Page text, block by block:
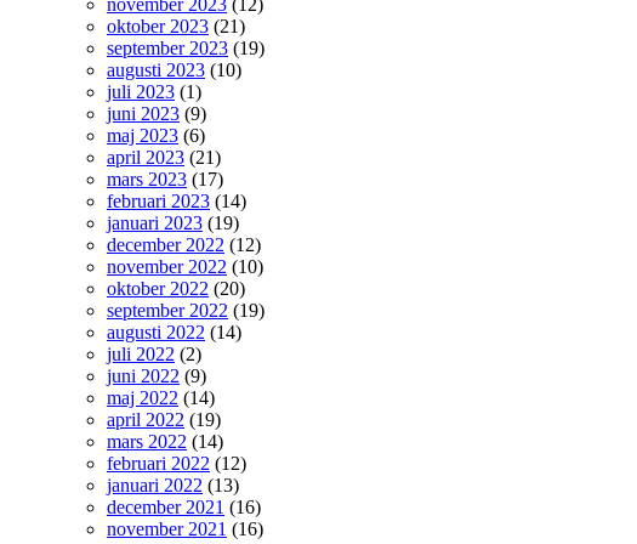
oktober 2023 (21)
september 2023 (19)
augusti 2023 (10)
juli 2023 (1)
juni 2023 (9)
maj 2023 (6)
april 2023 (21)
mars 2023 (17)
februari 2023 (14)
januari 2023 (19)
december 2022 (12)
november 2022 (10)
oktober 2022 (20)
september 2022 (19)
augusti 2022 (14)
juli 2022 (2)
juni 2022 (9)
maj 2022 (14)
april 2022 (19)
mars 2022 (14)
februari 2022 (12)
januari 2022 (13)
december 2021 (16)
november 2021 (16)